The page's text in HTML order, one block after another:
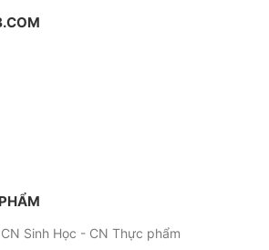
Sinh Học - CN Thực phẩm